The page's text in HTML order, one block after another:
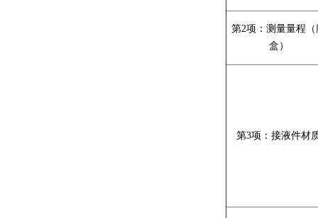
第2项：测量量程（
盒）
第3项：接液件材